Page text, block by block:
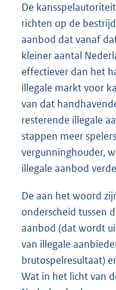
De
richten op de
aanbod dat vanaf
kleiner aantal
effectiever dan het
illegale markt voor
van dat
resterende illegale
stappen meer
vergunninghouder,
illegale aanbod
De aan het woord
onderscheid tussen
aanbod (dat wordt
van illegale
brutospelresultaat)
Wat in het licht van